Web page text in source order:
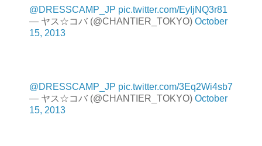
@DRESSCAMP_JP pic.twitter.com/EyIjNQ3r81
— ヤス☆コバ (@CHANTIER_TOKYO) October
15, 2013
@DRESSCAMP_JP pic.twitter.com/3Eq2Wi4sb7
— ヤス☆コバ (@CHANTIER_TOKYO) October
15, 2013